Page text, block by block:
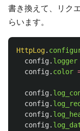
書き換えて、リク
らいます。
HttpLog.
config. logger
config. color
config.
config.
config.
config.